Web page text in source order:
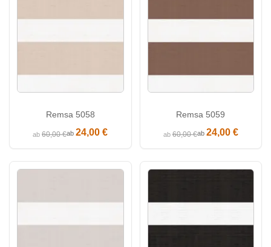
Remsa 5058
ab60,00 €ab24,00 €
Remsa 5059
ab60,00 €ab 24,00 €